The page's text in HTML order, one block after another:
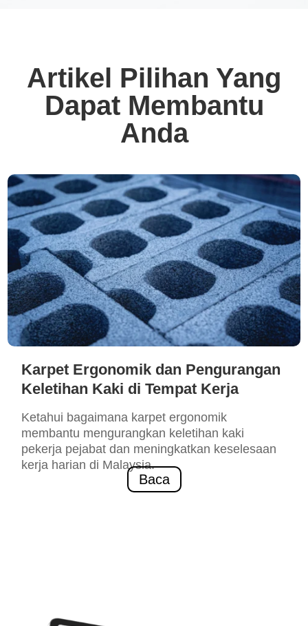
Artikel Pilihan Yang
Dapat Membantu
Anda
Karpet Ergonomik dan Pengurangan
Keletihan Kaki di Tempat Kerja
Ketahui bagaimana karpet ergonomik
membantu mengurangkan keletihan kaki
pekerja pejabat dan meningkatkan keselesaan
kerja harian di Malaysia.
Baca